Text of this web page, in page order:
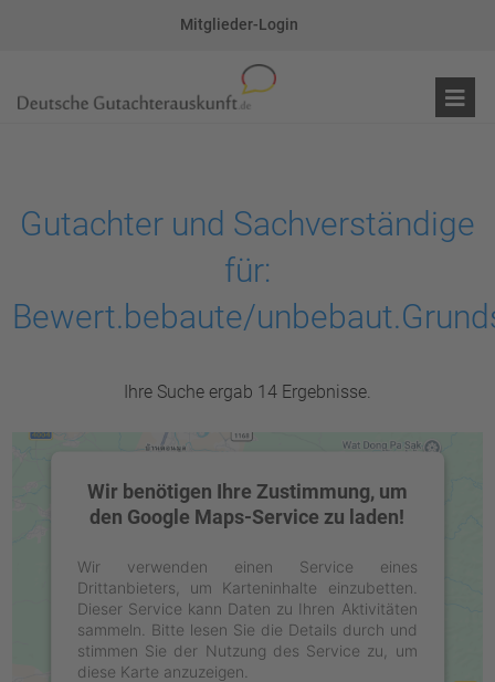
Mitglieder-Login
Gutachter und Sachverständige
für:
Bewert.bebaute/
Ihre Suche ergab 14 Ergebnisse.
Wir benötigen Ihre Zustimmung, um
den Google Maps-Service zu laden!
Wir verwenden einen Service eines
Drittanbieters, um Karteninhalte einzubetten.
Dieser Service kann Daten zu Ihren Aktivitäten
sammeln. Bitte lesen Sie die Details durch und
stimmen Sie der Nutzung des Service zu, um
diese Karte anzuzeigen.